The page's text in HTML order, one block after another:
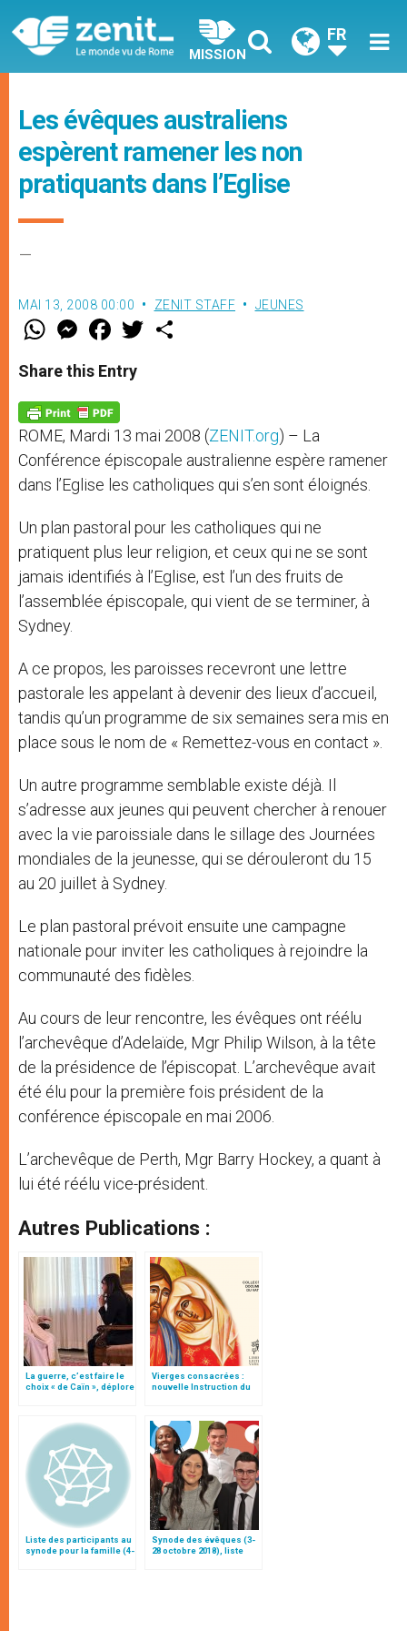
MISSION
FR
Les évêques australiens
espèrent ramener les non
pratiquants dans l’Eglise
–
MAI 13, 2008 00:00 ZENIT STAFF JEUNES
W
t
s
p
p
M
e
s
e
g
e
r
F
a
e
b
o
k
w
Share this Entry
ROME, Mardi 13 mai 2008 (ZENIT.org) – La
Conférence épiscopale australienne espère ramener
dans l’Eglise les catholiques qui s’en sont éloignés.
Un plan pastoral pour les catholiques qui ne
pratiquent plus leur religion, et ceux qui ne se sont
jamais identifiés à l’Eglise, est l’un des fruits de
l’assemblée épiscopale, qui vient de se terminer, à
Sydney.
A ce propos, les paroisses recevront une lettre
pastorale les appelant à devenir des lieux d’accueil,
tandis qu’un programme de six semaines sera mis en
place sous le nom de « Remettez-vous en contact ».
Un autre programme semblable existe déjà. Il
s’adresse aux jeunes qui peuvent chercher à renouer
avec la vie paroissiale dans le sillage des Journées
mondiales de la jeunesse, qui se dérouleront du 15
au 20 juillet à Sydney.
Le plan pastoral prévoit ensuite une campagne
nationale pour inviter les catholiques à rejoindre la
communauté des fidèles.
Au cours de leur rencontre, les évêques ont réélu
l’archevêque d’Adelaïde, Mgr Philip Wilson, à la tête
de la présidence de l’épiscopat. L’archevêque avait
été élu pour la première fois président de la
conférence épiscopale en mai 2006.
L’archevêque de Perth, Mgr Barry Hockey, a quant à
lui été réélu vice-président.
Autres Publications :
La guerre, c’est faire le
choix « de Caïn », déplore
Vierges consacrées :
nouvelle Instruction du
Liste des participants au
synode pour la famille (4-
25 octobre)
Synode des évêques (3-
28 octobre 2018), liste